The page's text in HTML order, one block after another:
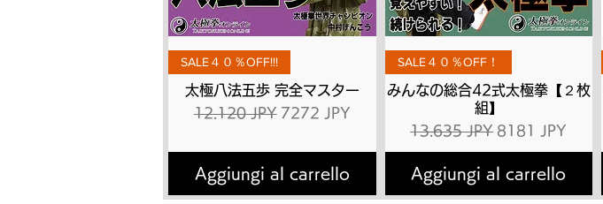
Vista rapida
SALE４０％OFF!!!
太極八法五歩 完全マスター
Prezzo regolare
12.120 JPY Prezzo scontato
7272 JPY
Aggiungi al carrello
Vista rapida
SALE４０％OFF！
みんなの総合42式太極拳【２枚
組】
Prezzo regolare
13.635 JPY Prezzo scontato
8181 JPY
Aggiungi al carrello